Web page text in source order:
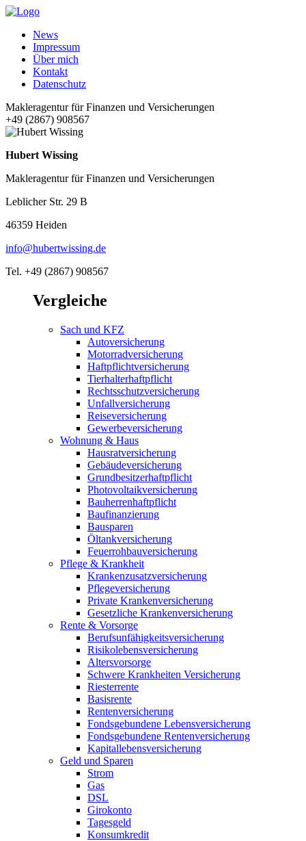
News
Impressum
Über mich
Kontakt
Datenschutz
Makleragentur für Finanzen und Versicherungen
+49 (2867) 908567
Hubert Wissing
Makleragentur für Finanzen und Versicherungen
Leblicher Str. 29 B
46359 Heiden
info@hubertwissing.de
Tel. +49 (2867) 908567
Vergleiche
Sach und KFZ
Autoversicherung
Motorradversicherung
Haftpflichtversicherung
Tierhalterhaftpflicht
Rechtsschutzversicherung
Unfallversicherung
Reiseversicherung
Gewerbeversicherung
Wohnung & Haus
Hausratversicherung
Gebäudeversicherung
Grundbesitzerhaftpflicht
Photovoltaikversicherung
Bauherrenhaftpflicht
Baufinanzierung
Bausparen
Öltankversicherung
Feuerrohbauversicherung
Pflege & Krankheit
Krankenzusatzversicherung
Pflegeversicherung
Private Krankenversicherung
Gesetzliche Krankenversicherung
Rente & Vorsorge
Berufs­unfähigkeitsversicherung
Risikolebensversicherung
Altersvorsorge
Schwere Krankheiten Versicherung
Riesterrente
Basisrente
Rentenversicherung
Fondsgebundene Lebensversicherung
Fondsgebundene Rentenversicherung
Kapitallebensversicherung
Geld und Sparen
Strom
Gas
DSL
Girokonto
Tagesgeld
Konsumkredit